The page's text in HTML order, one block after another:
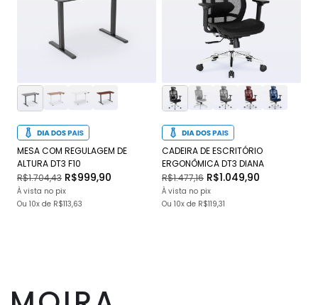
MESA COM REGULAGEM DE
ALTURA DT3 F10
R$1.704,43 R$999,90
À vista no pix
Ou 10x de R$113,63
CADEIRA DE ESCRITÓRIO
ERGONÔMICA DT3 DIANA
R$1.477,16 R$1.049,90
À vista no pix
Ou 10x de R$119,31